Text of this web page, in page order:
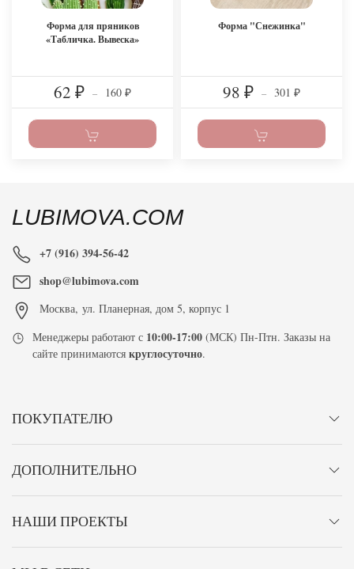
Форма для пряников
«Табличка. Вывеска»
62 ₽ – 160 ₽
Форма "Снежинка"
98 ₽ – 301 ₽
LUBIMOVA.COM
+7 (916) 394-56-42
shop@lubimova.com
Москва, ул. Планерная, дом 5, корпус 1
Менеджеры работают с 10:00-17:00 (МСК) Пн-Птн. Заказы на
сайте принимаютсякруглосуточно.
ПОКУПАТЕЛЮ
ДОПОЛНИТЕЛЬНО
НАШИ ПРОЕКТЫ